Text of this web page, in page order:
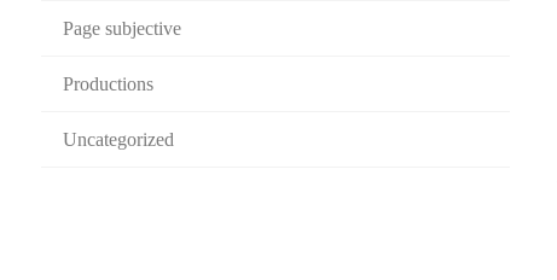
Page subjective
Productions
Uncategorized